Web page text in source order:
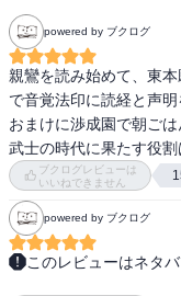
powered by ブクログ
親鸞を読み始めて、東
で音覚法印に読経と声
おまけに渉成園で朝ご
武士の時代に果たす役
ブクログレビューは
いいねできません
powered by ブクログ
このレビューはネタバ
上巻に続けての一気読